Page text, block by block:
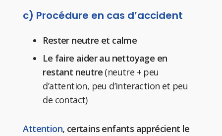
c) Procédure en cas d’accident
Rester neutre et calme
Le faire aider au nettoyage en
restant neutre(neutre + peu
d’attention, peu d’interaction et peu
de contact)
Attention, certains enfants apprécient le